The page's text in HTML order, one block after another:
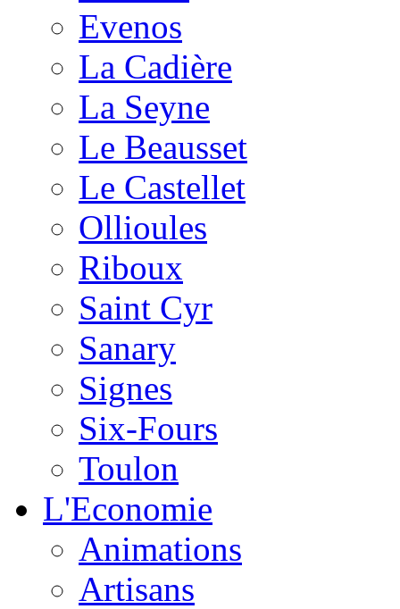
Evenos
La Cadière
La Seyne
Le Beausset
Le Castellet
Ollioules
Riboux
Saint Cyr
Sanary
Signes
Six-Fours
Toulon
L'Economie
Animations
Artisans